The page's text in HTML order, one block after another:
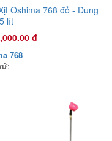
2.0HP Xanh đậm
Oshima 768 đỏ - Dung
lít
đ
768
: